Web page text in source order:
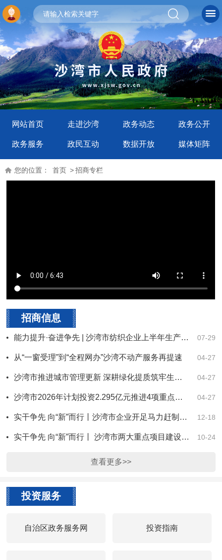
网站首页 走进沙湾 政务动态 政务公开
政务服务 政民互动 数据开放 媒体矩阵
您的位置： 首页 >招商专栏
招商信息
07-29
能力提升·奋进争先 | 沙湾市纺织企业上半年生产平稳有序
04-27
从“一窗受理”到“全程网办”沙湾不动产服务再提速
04-27
沙湾市推进城市管理更新 深耕绿化提质筑牢生态底色
04-27
沙湾市2026年计划投资2.295亿元推进4项重点工程
12-18
实干争先 向“新”而行丨沙湾市企业开足马力赶制订单保春耕
10-24
实干争先 向“新”而行丨 沙湾市两大重点项目建设全速推进
查看更多>>
投资服务
自治区政务服务网 投资指南